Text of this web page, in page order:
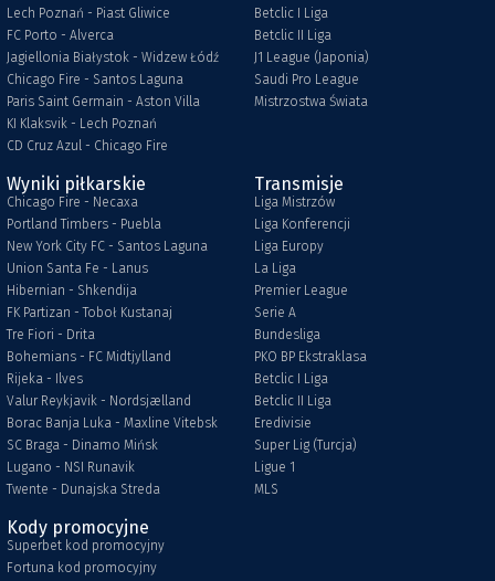
Lech Poznań - Piast Gliwice
FC Porto - Alverca
Jagiellonia Białystok - Widzew Łódź
Chicago Fire - Santos Laguna
Paris Saint Germain - Aston Villa
KI Klaksvik - Lech Poznań
CD Cruz Azul - Chicago Fire
Betclic I Liga
Betclic II Liga
J1 League (Japonia)
Saudi Pro League
Mistrzostwa Świata
Wyniki piłkarskie
Chicago Fire - Necaxa
Portland Timbers - Puebla
New York City FC - Santos Laguna
Union Santa Fe - Lanus
Hibernian - Shkendija
FK Partizan - Toboł Kustanaj
Tre Fiori - Drita
Bohemians - FC Midtjylland
Rijeka - Ilves
Valur Reykjavik - Nordsjælland
Borac Banja Luka - Maxline Vitebsk
SC Braga - Dinamo Mińsk
Lugano - NSI Runavik
Twente - Dunajska Streda
Transmisje
Liga Mistrzów
Liga Konferencji
Liga Europy
La Liga
Premier League
Serie A
Bundesliga
PKO BP Ekstraklasa
Betclic I Liga
Betclic II Liga
Eredivisie
Super Lig (Turcja)
Ligue 1
MLS
Kody promocyjne
Superbet kod promocyjny
Fortuna kod promocyjny